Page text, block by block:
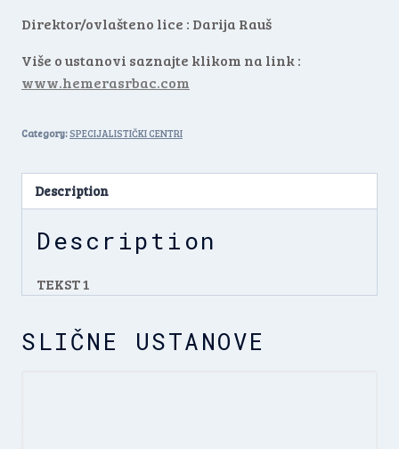
Direktor/ovlašteno lice : Darija Rauš
Više o ustanovi saznajte klikom na link :
www.hemerasrbac.com
Category:SPECIJALISTIČKI CENTRI
Description
Description
TEKST 1
SLIČNE USTANOVE